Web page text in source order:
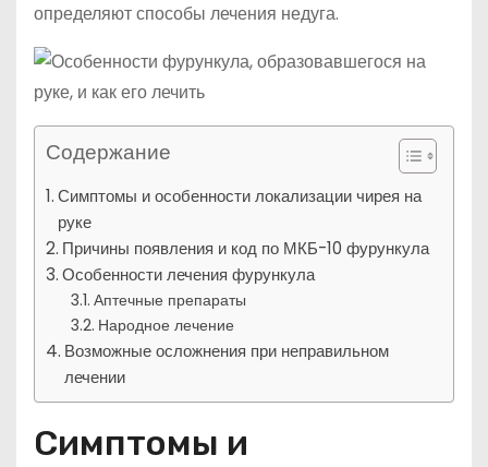
определяют способы лечения недуга.
Содержание
Симптомы и особенности локализации чирея на
руке
Причины появления и код по МКБ-10 фурункула
Особенности лечения фурункула
Аптечные препараты
Народное лечение
Возможные осложнения при неправильном
лечении
Симптомы и